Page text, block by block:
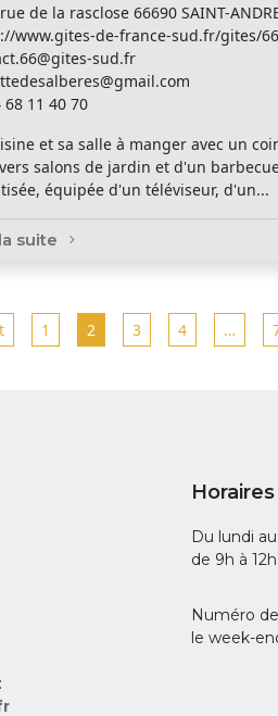
de la rasclose 66690 SAINT-
www.gites-de-france-sud.fr/gites/
sud.fr
68 11 40 70
et sa salle à manger avec un
salons de jardin et d'un
équipée d'un téléviseur, d'un...
suite
1 2 3 4 …
Horaires
Du lundi
de 9h à
Numéro
le week-